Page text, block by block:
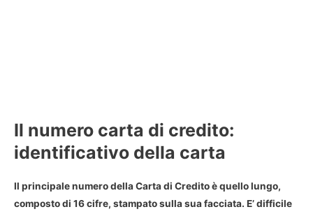
Il numero carta di credito:
identificativo della carta
Il principalenumero della Carta di Creditoè quello lungo,
composto di 16 cifre, stampato sulla sua facciata. E’ difficile